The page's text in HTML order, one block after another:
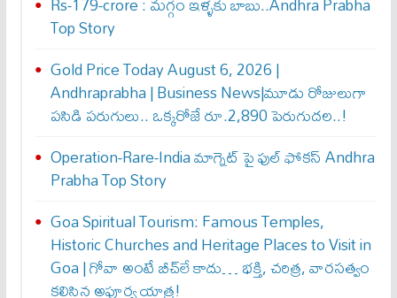
Top Story
Gold Price Today August 6, 2026 |
Andhraprabha | Business News|మూడు రోజులుగా
పసిడి పరుగులు.. ఒక్కరోజే రూ.2,890 పెరుగుద‌ల‌..!
Operation-Rare-India మాగ్నెట్ పై ఫుల్ ఫోక‌స్ Andhra
Prabha Top Story
Goa Spiritual Tourism: Famous Temples,
Historic Churches and Heritage Places to Visit in
Goa | గోవా అంటే బీచ్‌లే కాదు… భక్తి, చరిత్ర, వారసత్వం
కలిసిన అపూర్వ యాత్ర!